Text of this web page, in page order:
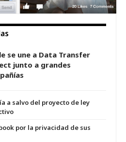
se une a Data Transfer
junto a grandes
a salvo del proyecto de ley
por la privacidad de sus